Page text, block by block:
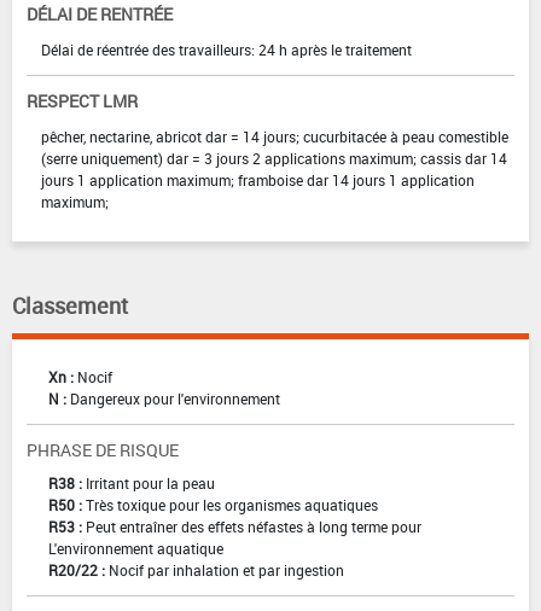
DÉLAI DE RENTRÉE
Délai de réentrée des travailleurs: 24 h après le traitement
RESPECT LMR
pêcher, nectarine, abricot dar = 14 jours; cucurbitacée à peau comestible
(serre uniquement) dar = 3 jours 2 applications maximum; cassis dar 14
jours 1 application maximum; framboise dar 14 jours 1 application
maximum;
Classement
Xn : Nocif
N : Dangereux pour l'environnement
PHRASE DE RISQUE
R38 : Irritant pour la peau
R50 :Très toxique pour les organismes aquatiques
R53 : Peut entraîner des effets néfastes à long terme pour
L'environnement aquatique
R20/22 : Nocif par inhalation et par ingestion